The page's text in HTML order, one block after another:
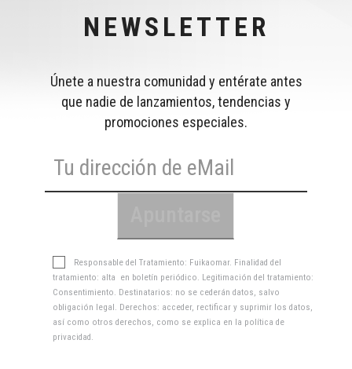
NEWSLETTER
Únete a nuestra comunidad y entérate antes
que nadie de lanzamientos, tendencias y
promociones especiales.
Responsable del Tratamiento: Fuikaomar. Finalidad del
tratamiento: alta en boletín periódico. Legitimación del tratamiento:
Consentimiento. Destinatarios: no se cederán datos, salvo
obligación legal. Derechos: acceder, rectificar y suprimir los datos,
así como otros derechos, como se explica en la política de
privacidad